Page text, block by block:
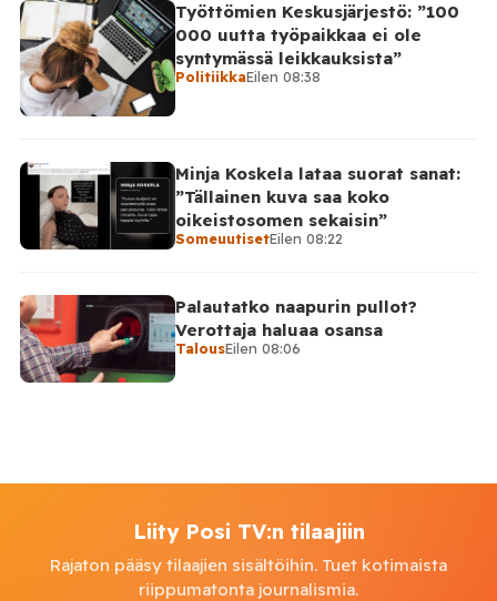
Työttömien Keskusjärjestö: ”100
000 uutta työpaikkaa ei ole
syntymässä leikkauksista”
PolitiikkaEilen 08:38
Minja Koskela lataa suorat sanat:
”Tällainen kuva saa koko
oikeistosomen sekaisin”
SomeuutisetEilen 08:22
Palautatko naapurin pullot?
Verottaja haluaa osansa
TalousEilen 08:06
Liity Posi TV:n tilaajiin
Rajaton pääsy tilaajien sisältöihin. Tuet kotimaista
riippumatonta journalismia.